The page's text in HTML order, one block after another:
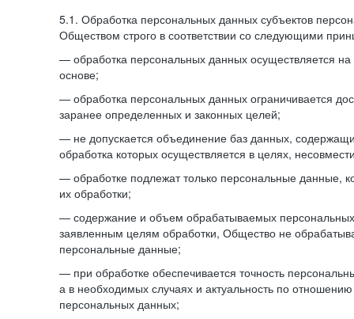
5.1. Обработка персональных данных субъектов
Обществом строго в соответствии со следующими
— обработка персональных данных осуществляется на
основе;
— обработка персональных данных ограничивается
заранее определенных и законных целей;
— не допускается объединение баз данных,
обработка которых осуществляется в целях,
— обработке подлежат только персональные данные,
их обработки;
— содержание и объем обрабатываемых персональных
заявленным целям обработки, Общество не
персональные данные;
— при обработке обеспечивается точность
а в необходимых случаях и актуальность по
персональных данных;